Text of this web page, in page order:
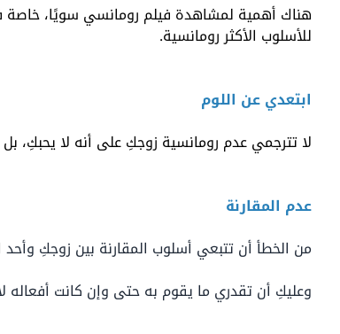
هناك أهمية لمشاهدة فيلم رومانسي سويًا، خاصة
للأسلوب الأكثر رومانسية.
ابتعدي عن اللوم
لا تترجمي عدم رومانسية زوجكِ على أنه لا يحبكِ،
عدم المقارنة
من الخطأ أن تتبعي أسلوب المقارنة بين زوجكِ وأحد
وعليكِ أن تقدري ما يقوم به حتى وإن كانت